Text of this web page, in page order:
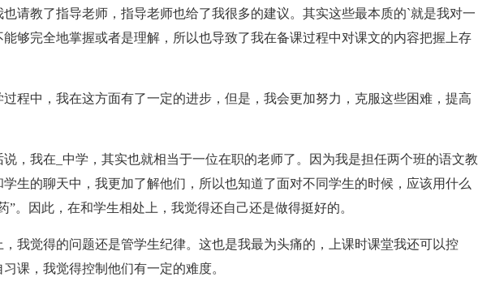
请教了指导老师，指导老师也给了我很多的建议。其实这些最本质的`就是我对一
够完全地掌握或者是理解，所以也导致了我在备课过程中对课文的内容把握上存
过程中，我在这方面有了一定的进步，但是，我会更加努力，克服这些困难，提高
，我在_中学，其实也就相当于一位在职的老师了。因为我是担任两个班的语文教
生的聊天中，我更加了解他们，所以也知道了面对不同学生的时候，应该用什么
”。因此，在和学生相处上，我觉得还自己还是做得挺好的。
我觉得的问题还是管学生纪律。这也是我最为头痛的，上课时课堂我还可以控
课，我觉得控制他们有一定的难度。